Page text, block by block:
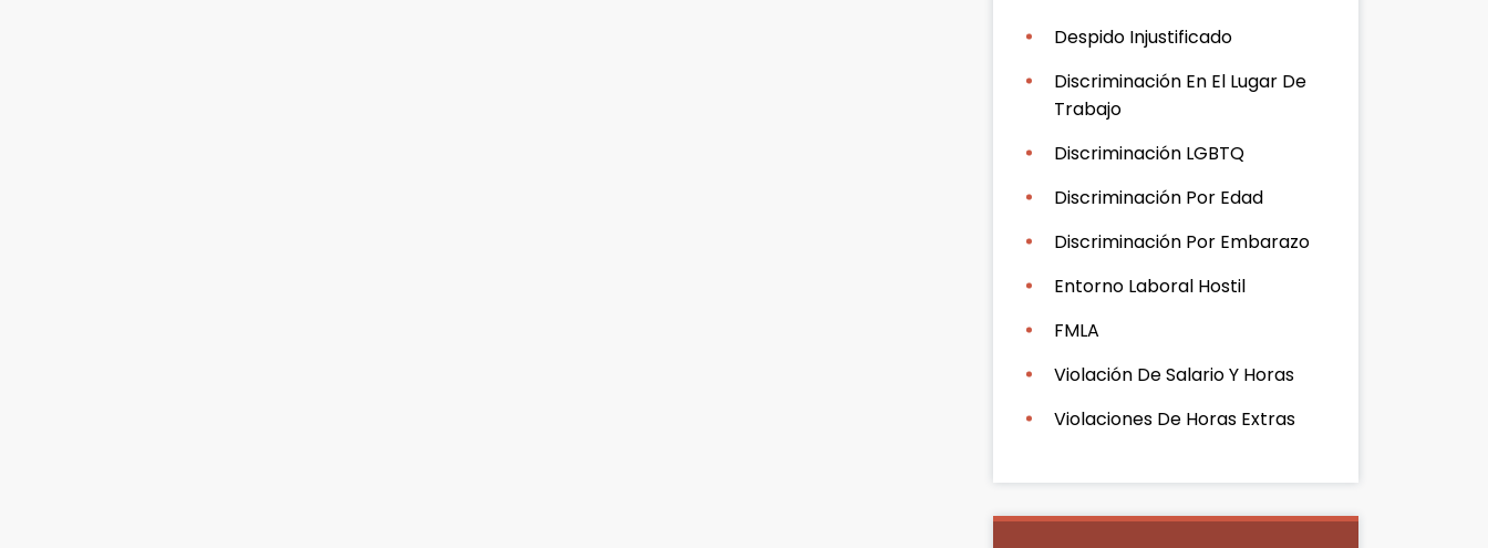
Despido Injustificado
Discriminación En El Lugar De
Trabajo
Discriminación LGBTQ
Discriminación Por Edad
Discriminación Por Embarazo
Entorno Laboral Hostil
FMLA
Violación De Salario Y Horas
Violaciones De Horas Extras